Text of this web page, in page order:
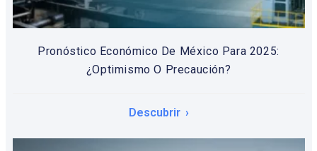
Pronóstico Económico De México Para 2025:
¿Optimismo O Precaución?
Descubrir